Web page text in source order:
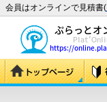
会員はオンラインで見積書(